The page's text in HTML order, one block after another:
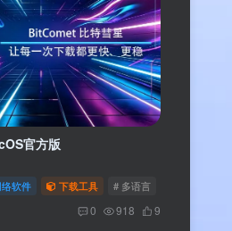
官方版
络软件 下载工具 # 多语言
0 918 9